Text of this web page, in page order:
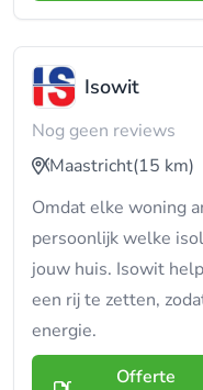
Isowit
Nog geen reviews
Maastricht(15 km)
Omdat elke woning
persoonlijk welke
jouw huis. Isowit
een rij te zetten,
energie.
Offerte